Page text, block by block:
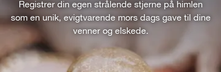
Registrer din egen strålende stjerne på himlen
som en unik, evigtvarende mors dags gave til dine
venner og elskede.